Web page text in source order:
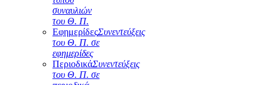
συναυλιών
του Θ. Π.
ΕφημερίδεςΣυνεντεύξεις
του Θ. Π. σε
εφημερίδες
ΠεριοδικάΣυνεντεύξεις
του Θ. Π. σε